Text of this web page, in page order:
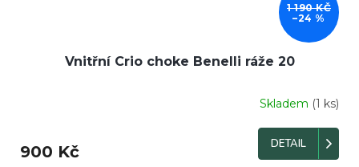
1 190 KČ
–24 %
Vnitřní Crio choke Benelli ráže 20
Skladem (1 ks)
900 Kč DETAIL